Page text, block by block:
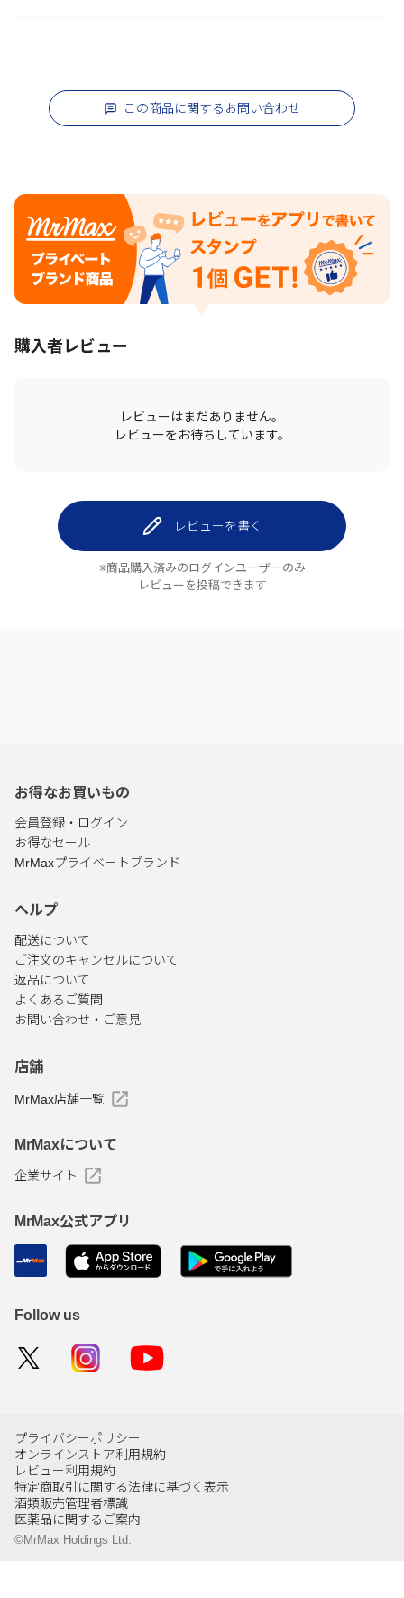
この商品に関するお問い合わせ
購入者レビュー
レビューはまだありません。
レビューをお待ちしています。
レビューを書く
※商品購入済みのログインユーザーのみ
レビューを投稿できます
お得なお買いもの
会員登録・ログイン
お得なセール
MrMaxプライベートブランド
ヘルプ
配送について
ご注文のキャンセルについて
返品について
よくあるご質問
お問い合わせ・ご意見
店舗
MrMax店舗一覧
MrMaxについて
企業サイト
MrMax公式アプリ
Follow us
プライバシーポリシー
オンラインストア利用規約
レビュー利用規約
特定商取引に関する法律に基づく表示
酒類販売管理者標識
医薬品に関するご案内
©MrMax Holdings Ltd.